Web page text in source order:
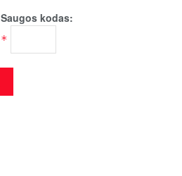
Saugos kodas:
*